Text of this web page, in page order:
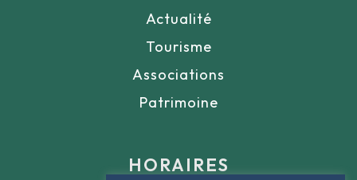
Actualité
Tourisme
Associations
Patrimoine
HORAIRES